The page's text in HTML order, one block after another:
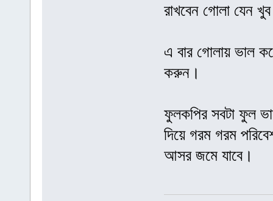
রাখবেন গোলা যেন
এ বার গোলায় ভাল
করুন।
ফুলকপির সবটা ফুল
দিয়ে গরম গরম
আসর জমে যাবে।